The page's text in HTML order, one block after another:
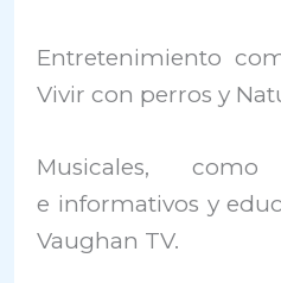
Entretenimiento
Vivir con perros y
Musicales,
e informativos y
Vaughan TV.